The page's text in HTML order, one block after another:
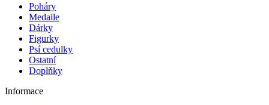
Poháry
Medaile
Dárky
Figurky
Psí cedulky
Ostatní
Doplňky
Informace